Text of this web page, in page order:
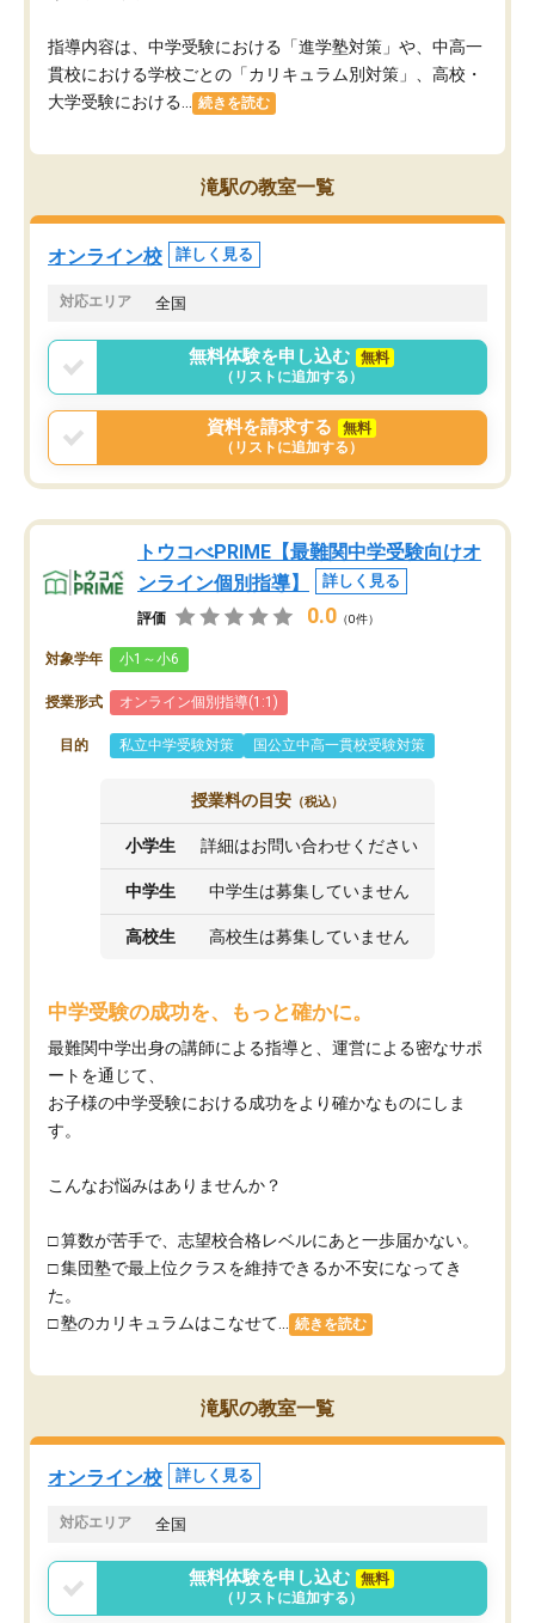
指導内容は、中学受験における「進学塾対策」や、中高一
貫校における学校ごとの「カリキュラム別対策」、高校・
大学受験における...
続きを読む
滝駅の教室一覧
オンライン校 詳しく見る
対応エリア 全国
無料体験を申し込む
無料
（リストに追加する）
資料を請求する
無料
（リストに追加する）
トウコべPRIME【最難関中学受験向けオ
ンライン個別指導】
詳しく見る
評価 0.0 （0件）
対象学年 小1～小6
授業形式 オンライン個別指導(1:1)
目的 私立中学受験対策 国公立中高一貫校受験対策
授業料の目安 （税込）
小学生 詳細はお問い合わせください
中学生 中学生は募集していません
高校生 高校生は募集していません
中学受験の成功を、もっと確かに。
最難関中学出身の講師による指導と、運営による密なサポ
ートを通じて、
お子様の中学受験における成功をより確かなものにしま
す。
こんなお悩みはありませんか？
□ 算数が苦手で、志望校合格レベルにあと一歩届かない。
□ 集団塾で最上位クラスを維持できるか不安になってき
た。
□ 塾のカリキュラムはこなせて...
続きを読む
滝駅の教室一覧
オンライン校 詳しく見る
対応エリア 全国
無料体験を申し込む
無料
（リストに追加する）